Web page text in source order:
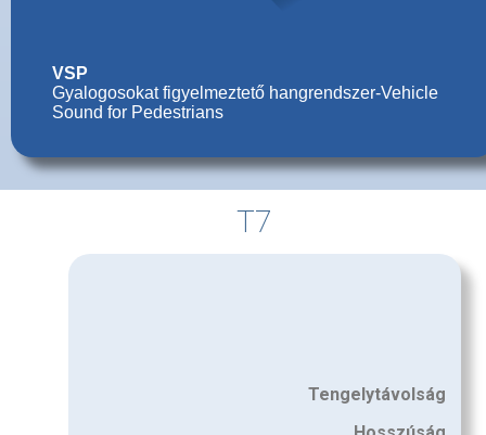
VSP
Gyalogosokat figyelmeztető hangrendszer-Vehicle
Sound for Pedestrians
T7
Tengelytávolság